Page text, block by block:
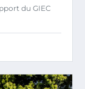
du GIEC